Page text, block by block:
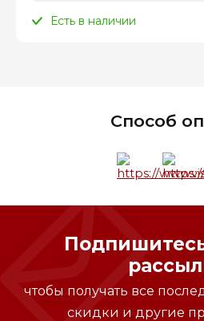
Есть в наличии
Способ
чтобы получать все
скидки и другие